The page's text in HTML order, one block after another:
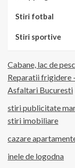
Stiri fotbal
Stiri sportive
Cabane, lac de
Reparatii frigidere
Asfaltari Bucuresti
stiri publicitate
stiri imobiliare
cazare
inele de logodna